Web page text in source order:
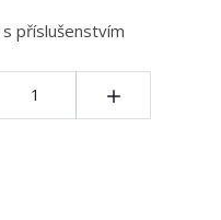
příslušenstvím